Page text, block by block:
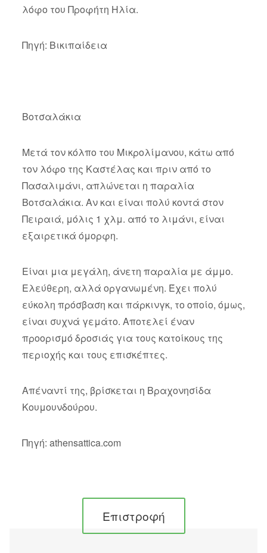
λόφο του Προφήτη Ηλία.
Πηγή: Βικιπαίδεια
Βοτσαλάκια
Μετά τον κόλπο του Μικρολίμανου, κάτω από
τον λόφο της Καστέλας και πριν από το
Πασαλιμάνι, απλώνεται η παραλία
Βοτσαλάκια. Αν και είναι πολύ κοντά στον
Πειραιά, μόλις 1 χλμ. από το λιμάνι, είναι
εξαιρετικά όμορφη.
Είναι μια μεγάλη, άνετη παραλία με άμμο.
Ελεύθερη, αλλά οργανωμένη. Έχει πολύ
εύκολη πρόσβαση και πάρκινγκ, το οποίο, όμως,
είναι συχνά γεμάτο. Αποτελεί έναν
προορισμό δροσιάς για τους κατοίκους της
περιοχής και τους επισκέπτες.
Απέναντί της, βρίσκεται η Βραχονησίδα
Κουμουνδούρου.
Πηγή: athensattica.com
Επιστροφή